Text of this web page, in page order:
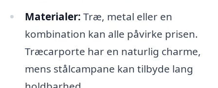
Materialer: Træ, metal eller en
kombination kan alle påvirke prisen.
Træcarporte har en naturlig charme,
mens stålcampane kan tilbyde lang